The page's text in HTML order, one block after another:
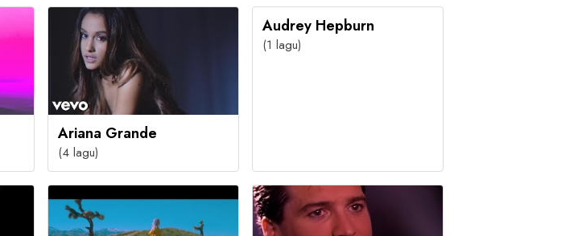
Ariana Grande
(4 lagu)
Audrey Hepburn
(1 lagu)